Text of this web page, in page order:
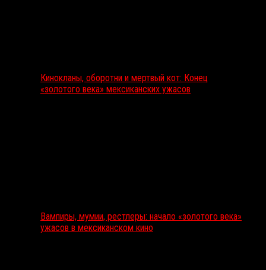
Кинокланы, оборотни и мертвый кот: Конец
«золотого века» мексиканских ужасов
Вампиры, мумии, рестлеры: начало «золотого века»
ужасов в мексиканском кино